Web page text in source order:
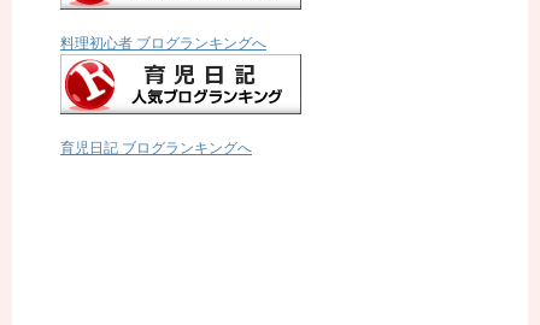
料理初心者 ブログランキングへ
育児日記 ブログランキングへ